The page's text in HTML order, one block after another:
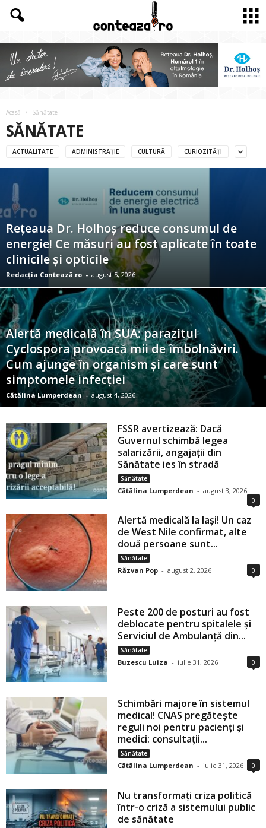
Acasă Sănătate
SĂNĂTATE
ACTUALITATE ADMINISTRAȚIE CULTURĂ CURIOZITĂȚI
Rețeaua Dr. Holhoș reduce consumul de
energie! Ce măsuri au fost aplicate în toate
clinicile și opticile
Redacția Contează.ro - august 5, 2026
Alertă medicală în SUA: parazitul
Cyclospora provoacă mii de îmbolnăviri.
Cum ajunge în organism și care sunt
simptomele infecției
Cătălina Lumperdean - august 4, 2026
FSSR avertizează: Dacă
Guvernul schimbă legea
salarizării, angajații din
Sănătate ies în stradă
Sănătate
Cătălina Lumperdean - august 3, 2026
0
Alertă medicală la Iași! Un caz
de West Nile confirmat, alte
două persoane sunt...
Sănătate
Răzvan Pop - august 2, 2026 0
Peste 200 de posturi au fost
deblocate pentru spitalele și
Serviciul de Ambulanță din...
Sănătate
Buzescu Luiza - iulie 31, 2026 0
Schimbări majore în sistemul
medical! CNAS pregătește
reguli noi pentru pacienți și
medici: consultații...
Sănătate
Cătălina Lumperdean - iulie 31, 2026 0
Nu transformați criza politică
într-o criză a sistemului public
de sănătate